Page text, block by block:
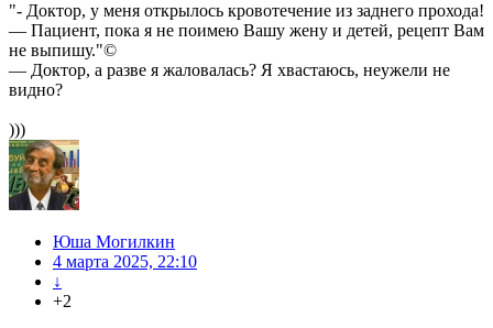
"- Доктор, у меня открылось кровотечение из заднего прохода!
— Пациент, пока я не поимею Вашу жену и детей, рецепт Вам
не выпишу."©
— Доктор, а разве я жаловалась? Я хвастаюсь, неужели не
видно?
)))
Юша Могилкин
4 марта 2025, 22:10
↓
+2